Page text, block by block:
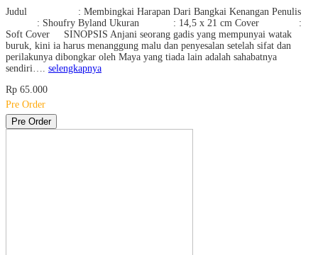
Judul : Membingkai Harapan Dari Bangkai Kenangan Penulis
: Shoufry Byland Ukuran : 14,5 x 21 cm Cover :
Soft Cover SINOPSIS Anjani seorang gadis yang mempunyai watak
buruk, kini ia harus menanggung malu dan penyesalan setelah sifat dan
perilakunya dibongkar oleh Maya yang tiada lain adalah sahabatnya
sendiri…. selengkapnya
Rp 65.000
Pre Order
Pre Order